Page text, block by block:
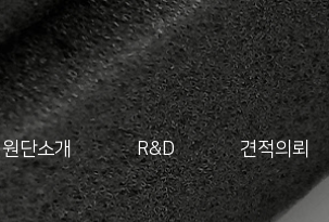
원단소개 R&D 견적의뢰